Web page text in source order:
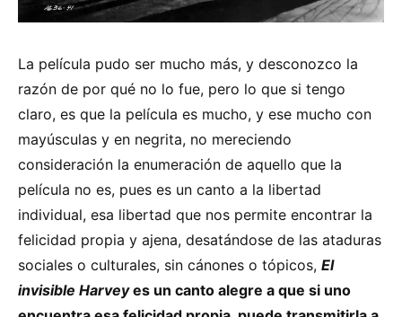
La película pudo ser mucho más, y desconozco la
razón de por qué no lo fue, pero lo que si tengo
claro, es que la película es mucho, y ese mucho con
mayúsculas y en negrita, no mereciendo
consideración la enumeración de aquello que la
película no es, pues es un canto a la libertad
individual, esa libertad que nos permite encontrar la
felicidad propia y ajena, desatándose de las ataduras
sociales o culturales, sin cánones o tópicos, El
invisible Harveyes un canto alegre a que si uno